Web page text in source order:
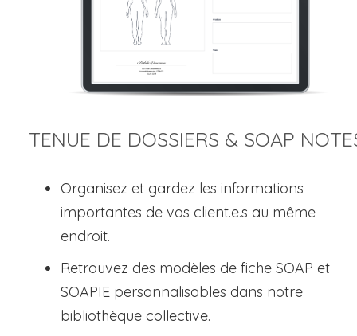
TENUE DE DOSSIERS & SOAP
Organisez et gardez les informations
importantes de vos client.e.s au même
endroit.
Retrouvez des modèles de fiche SOAP et
SOAPIE personnalisables dans notre
bibliothèque collective.